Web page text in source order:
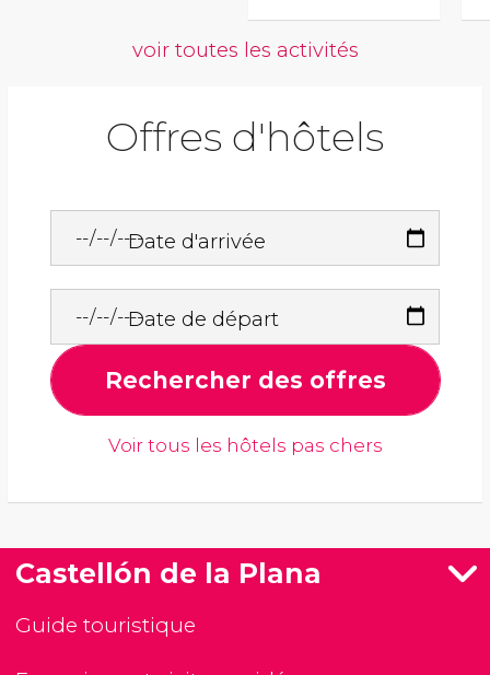
voir toutes les activités
Offres d'hôtels
Date d'arrivée
Date de départ
Rechercher des offres
Voir tous les hôtels pas chers
Castellón de la Plana
Guide touristique